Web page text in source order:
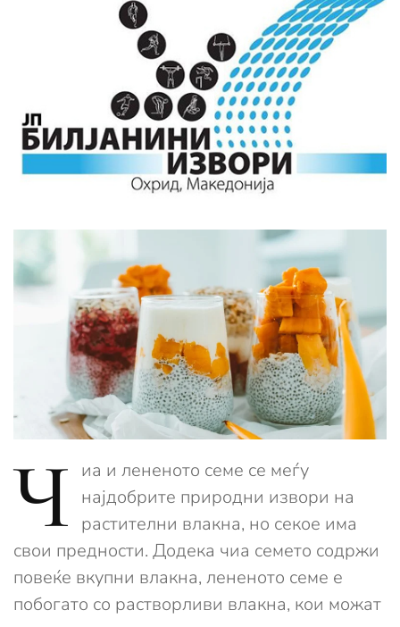
Ч иа и лененото семе се меѓу
најдобрите природни извори на
растителни влакна, но секое има
свои предности. Додека чиа семето содржи
повеќе вкупни влакна, лененото семе е
побогато со растворливи влакна, кои можат